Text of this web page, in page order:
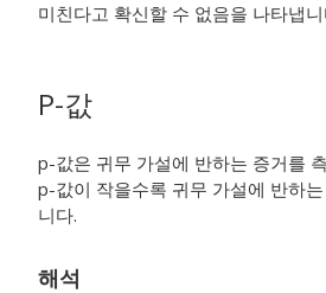
미친다고 확신할 수 없음을 나타냅니
P-값
p-값은 귀무 가설에 반하는 증거를
p-값이 작을수록 귀무 가설에 반하
니다.
해석